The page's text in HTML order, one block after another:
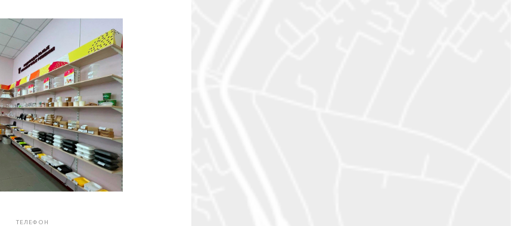
ТЕЛЕФОН